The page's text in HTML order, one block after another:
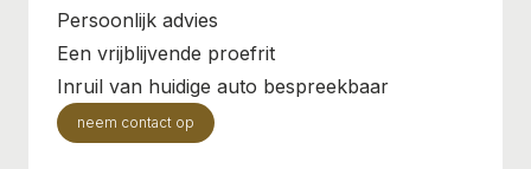
Persoonlijk advies
Een vrijblijvende proefrit
Inruil van huidige auto bespreekbaar
neem contact op